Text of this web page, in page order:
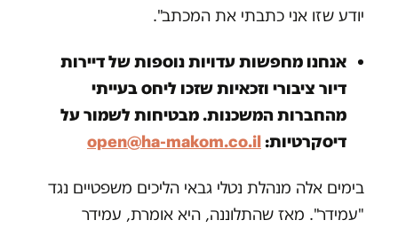
יודע שזו אני כתבתי את המכתב".
אנחנו מחפשות עדויות נוספות של דיירות
דיור ציבורי וזכאיות שזכו ליחס בעייתי
מהחברות המשכנות. מבטיחות לשמור על
דיסקרטיות: open@ha-makom.co.il
בימים אלה מנהלת נטלי גבאי הליכים משפטיים נגד
"עמידר". מאז שהתלוננה, היא אומרת, עמידר